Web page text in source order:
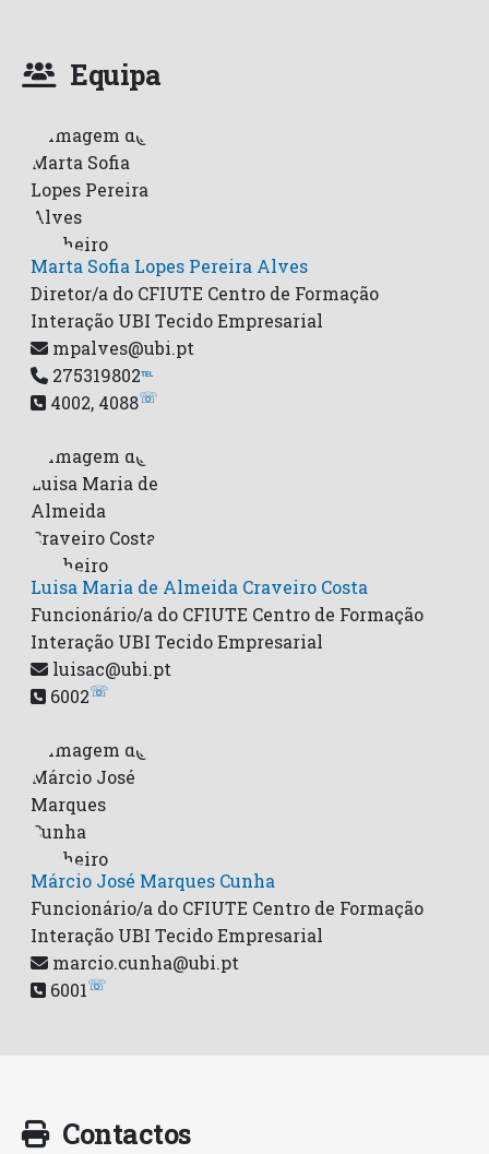
Equipa
Marta Sofia Lopes Pereira Alves
Diretor/a do CFIUTE Centro de Formação
Interação UBI Tecido Empresarial
mpalves@ubi.pt
275319802℡
4002, 4088☏
Luisa Maria de Almeida Craveiro Costa
Funcionário/a do CFIUTE Centro de Formação
Interação UBI Tecido Empresarial
luisac@ubi.pt
6002☏
Márcio José Marques Cunha
Funcionário/a do CFIUTE Centro de Formação
Interação UBI Tecido Empresarial
marcio.cunha@ubi.pt
6001☏
Contactos